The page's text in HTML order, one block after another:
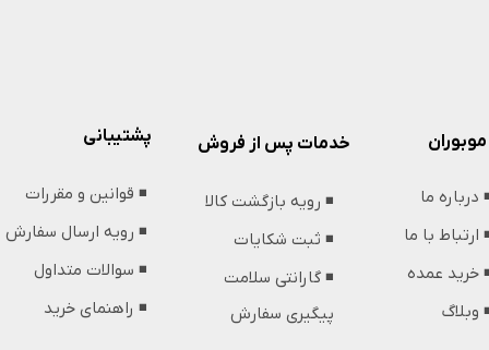
پشتیبانی
◾️ قوانین و مقررات
◾️ رویه ارسال سفارش
◾️ سوالات متداول
◾️ راهنمای خرید
موبوران
درباره ما
ارتباط با ما
خرید عمده
وبلاگ
خدمات پس از فروش
◾️ رویه بازگشت کالا
◾️ ثبت شکایات
◾️ گارانتی سلامت
پیگیری سفارش